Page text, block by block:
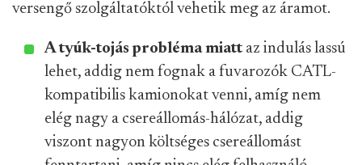
versengő szolgáltatóktól vehetik meg az áramot.
A tyúk-tojás probléma miatt az indulás lassú
lehet, addig nem fognak a fuvarozók CATL-
kompatibilis kamionokat venni, amíg nem
elég nagy a csereállomás-hálózat, addig
viszont nagyon költséges csereállomást